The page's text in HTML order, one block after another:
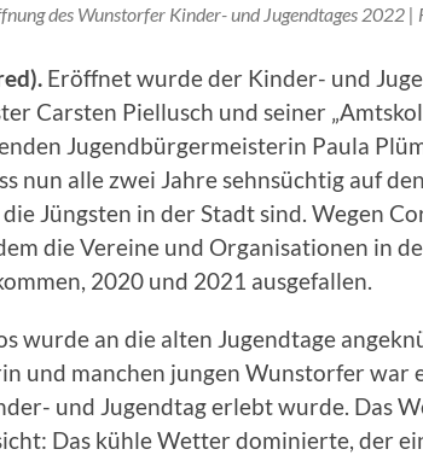
des Wunstorfer Kinder- und Jugendtages 2022
Eröffnet wurde der Kinder- und
Carsten Piellusch und seiner
Jugendbürgermeisterin Paula
nun alle zwei Jahre sehnsüchtig auf
Jüngsten in der Stadt sind. Wegen
die Vereine und Organisationen in
2020 und 2021 ausgefallen.
wurde an die alten Jugendtage
und manchen jungen Wunstorfer war
und Jugendtag erlebt wurde. Das
Das kühle Wetter dominierte, der